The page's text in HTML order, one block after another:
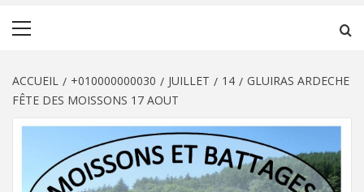
ACCUEIL +010000000030 JUILLET 14
GLUIRAS ARDECHE
FÊTE DES MOISSONS 17 AOUT